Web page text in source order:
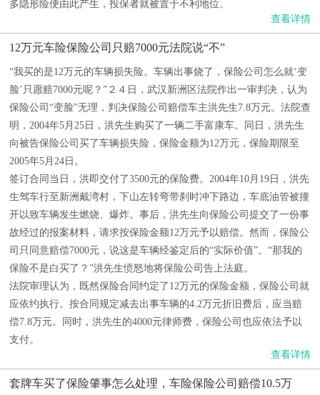
多隐形险便由此产生，投保者就被置于不利地位。
查看详情
12万元车险保险公司只赔7000元法院说“不”
“我买的是12万元的车辆损失险。车辆出事烧了，保险公司怎么就‘变
脸’只愿赔7000元呢？”２４日，武汉新洲区法院作出一审判决，认为
保险公司“变脸”无理，判决保险公司赔偿车主洪先生7.8万元。法院查
明，2004年5月25日，洪先生购买了一辆二手富康车。同日，洪先生
向被告保险公司买了车辆损失险，保险金额为12万元，保险期限至
2005年5月24日。
签订合同当日，洪即交付了3500元的保险费。2004年10月19日，洪先
生驾车行至新洲戴湾村，下山左转弯带刹时冲下路边，车底油管被撞
开以致车辆发生燃烧、爆炸。事后，洪先生向保险公司提交了一份事
故经过的报案材料，请求按保险金额12万元予以赔偿。然而，保险公
司只同意赔偿7000元，说这是车辆经鉴定后的“实际价值”。“那我的
保险不是白买了？”洪先生愤怒地将保险公司告上法庭。
法院审理认为，既然保险合同约定了12万元的保险金额，保险公司就
应依约执行。按合同规定减去出事车辆的4.2万元折旧费后，应当赔
偿7.8万元。同时，洪先生的4000元律师费，保险公司也应依法予以
支付。
查看详情
套牌车买了保险肇事怎么处理，车险保险公司赔偿10.5万